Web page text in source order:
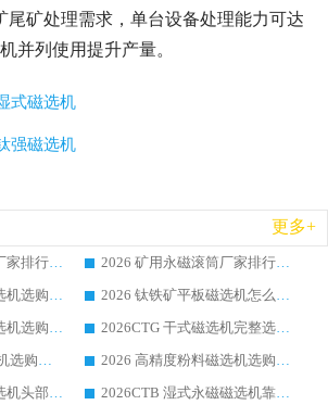
尾矿处理需求，单台设备处理能力可达
并列使用提升产量。
式磁选机
强磁选机
更多+
2026 矿用永磁滚筒厂家排行榜选购干货指南 行业口碑标杆华体会手机网页版-华体会(中国) 实力出众
2026 矿用永磁滚筒厂家排行榜选购指南，行业口碑领域强者华体会手机网页版-华体会(中国)
2026 钛铁矿平板磁选机选购全攻略 市场公认优质品牌厂家实力排行榜
2026 钛铁矿平板磁选机怎么选 靠谱生产企业实力排行榜选购参考攻略
2026 钛铁矿平板磁选机选购指南 行业口碑优选品牌生产企业实力排行榜
2026CTG 干式磁选机完整选购指南 行业口碑顶尖靠谱生产龙头厂家实力推荐
2026 CTG 干式磁选机选购指南|行业口碑靠谱生产厂家领域强者推荐
2026 高精度粉料磁选机选购全攻略 行业优质品牌华体会手机网页版-华体会(中国) 实力深度解析
2026 高精度粉料磁选机头部厂家选购指南 行业口碑靠谱品牌推荐 领域强者华体会手机网页版-华体会(中国) 解析
2026CTB 湿式永磁磁选机靠谱厂家实力排行榜 铁矿选矿设备采购全流程选购指南